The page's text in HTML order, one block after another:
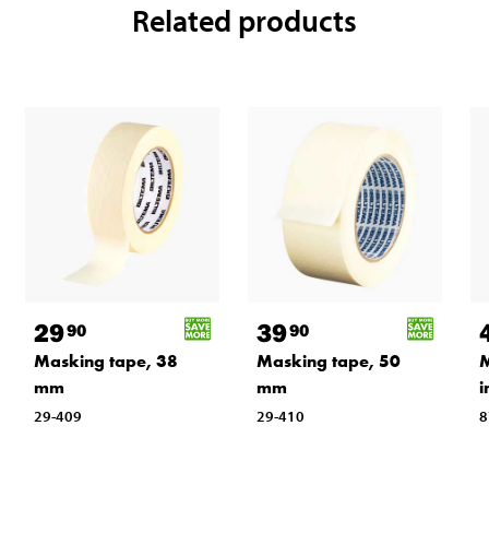
Related products
2990
Masking tape, 38
mm
29-409
3990
Masking tape, 50
mm
29-410